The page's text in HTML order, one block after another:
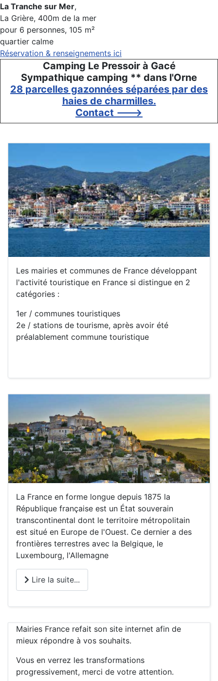
La Tranche sur Mer,
La Grière, 400m de la mer
pour 6 personnes, 105 m²
quartier calme
Réservation & renseignements ici
Camping Le Pressoir à Gacé
Sympathique camping ** dans l'Orne
28 parcelles gazonnées séparées par des
haies de charmilles.
Contact --->
Les mairies et communes de France développant
l'activité touristique en France si distingue en 2
catégories :
1er / communes touristiques
2e / stations de tourisme, après avoir été
préalablement commune touristique
La France en forme longue depuis 1875 la
République française est un État souverain
transcontinental dont le territoire métropolitain
est situé en Europe de l'Ouest. Ce dernier a des
frontières terrestres avec la Belgique, le
Luxembourg, l'Allemagne
Lire la suite...
Mairies France refait son site internet afin de
mieux répondre à vos souhaits.
Vous en verrez les transformations
progressivement, merci de votre attention.